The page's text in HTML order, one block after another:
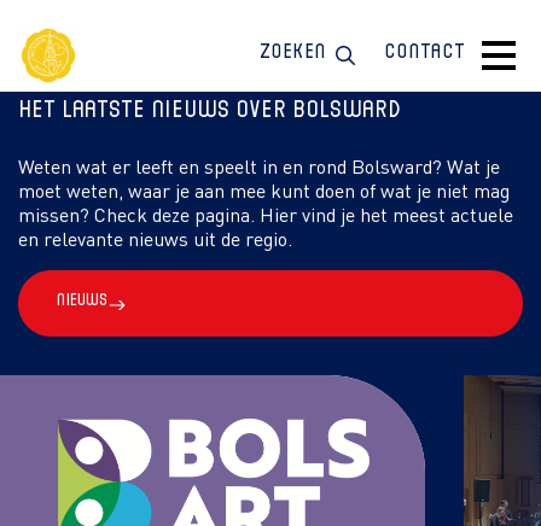
Zoeken Contact
Het laatste nieuws over Bolsward
Weten wat er leeft en speelt in en rond Bolsward? Wat je
moet weten, waar je aan mee kunt doen of wat je niet mag
missen? Check deze pagina. Hier vind je het meest actuele
en relevante nieuws uit de regio.
Nieuws